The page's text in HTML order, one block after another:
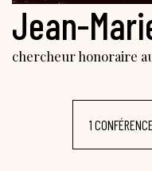
Jean-
chercheur honoraire
1